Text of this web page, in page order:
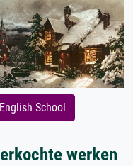
School
werken